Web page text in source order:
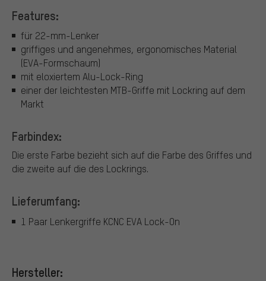
Features:
für 22-mm-Lenker
griffiges und angenehmes, ergonomisches Material
(EVA-Formschaum)
mit eloxiertem Alu-Lock-Ring
einer der leichtesten MTB-Griffe mit Lockring auf dem
Markt
Farbindex:
Die erste Farbe bezieht sich auf die Farbe des Griffes und
die zweite auf die des Lockrings.
Lieferumfang:
1 Paar Lenkergriffe KCNC EVA Lock-On
Hersteller: